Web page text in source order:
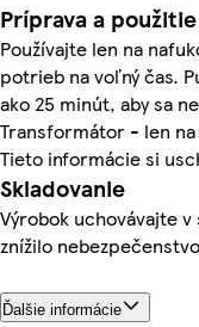
Príprava a použitie
Používajte len na
potrieb na voľný čas.
ako 25 minút, aby sa
Transformátor - len
Tieto informácie si
Skladovanie
Výrobok uchovávajte
znížilo
Ďalšie informácie